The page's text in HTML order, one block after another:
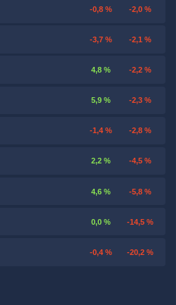
-0,8 % -2,0 %
-3,7 % -2,1 %
4,8 % -2,2 %
5,9 % -2,3 %
-1,4 % -2,8 %
2,2 % -4,5 %
4,6 % -5,8 %
0,0 % -14,5 %
-0,4 % -20,2 %